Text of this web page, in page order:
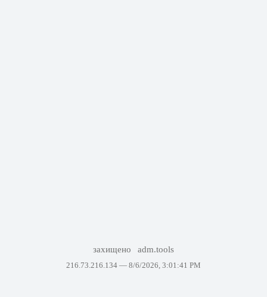
захищено adm.tools
216.73.216.134 — 8/6/2026, 3:01:41 PM